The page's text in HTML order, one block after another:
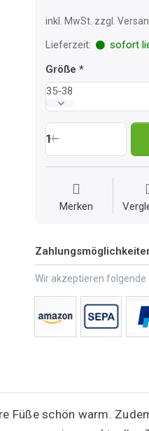
inkl. MwSt. zzgl.
Lieferzeit:
sofort
Größe
35-38
1
Merken
Wir akzeptieren
Füße schön warm.